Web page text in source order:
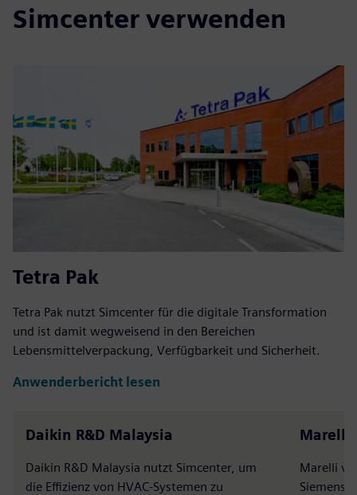
Simcenter verwenden
Tetra Pak
Tetra Pak nutzt Simcenter für die digitale Transformation
und ist damit wegweisend in den Bereichen
Lebensmittelverpackung, Verfügbarkeit und Sicherheit.
Anwenderbericht lesen
Daikin R&D Malaysia
Daikin R&D Malaysia nutzt Simcenter, um
die Effizienz von HVAC-Systemen zu
Marelli
Marelli
Siemens